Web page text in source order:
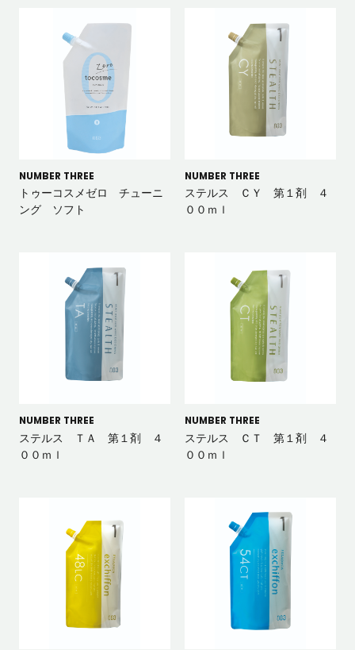
NUMBER THREE
トゥーコスメゼロ チューニ
ング ソフト
NUMBER THREE
ステルス ＣＹ 第１剤 ４
００ｍｌ
NUMBER THREE
ステルス ＴＡ 第１剤 ４
００ｍｌ
NUMBER THREE
ステルス ＣＴ 第１剤 ４
００ｍｌ